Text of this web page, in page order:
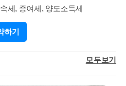
세, 증여세, 양도소득세
하기
모두보기